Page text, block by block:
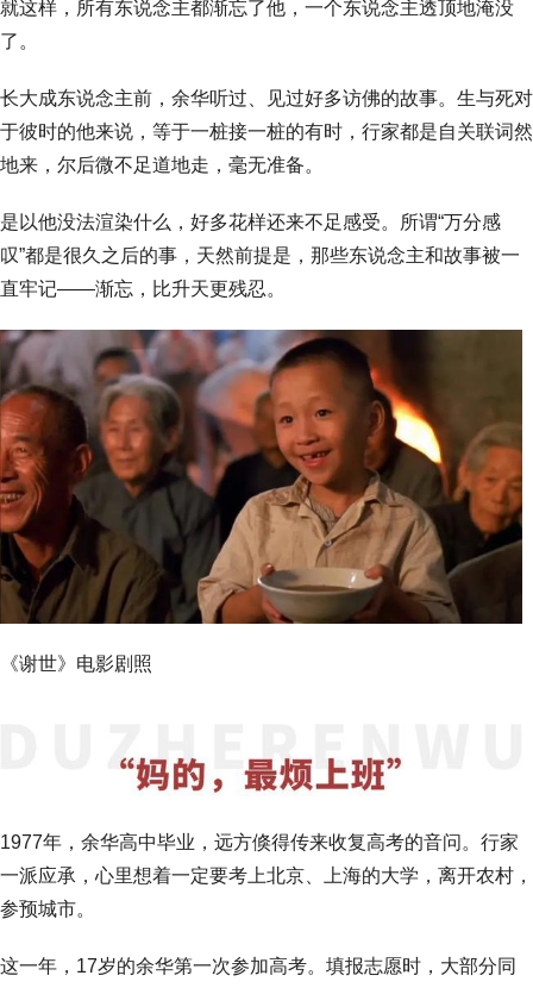
就这样，所有东说念主都渐忘了他，一个东说念主透顶地淹没
了。
长大成东说念主前，余华听过、见过好多访佛的故事。生与死对
于彼时的他来说，等于一桩接一桩的有时，行家都是自关联词然
地来，尔后微不足道地走，毫无准备。
是以他没法渲染什么，好多花样还来不足感受。所谓“万分感
叹”都是很久之后的事，天然前提是，那些东说念主和故事被一
直牢记——渐忘，比升天更残忍。
《谢世》电影剧照
1977年，余华高中毕业，远方倏得传来收复高考的音问。行家
一派应承，心里想着一定要考上北京、上海的大学，离开农村，
参预城市。
这一年，17岁的余华第一次参加高考。填报志愿时，大部分同